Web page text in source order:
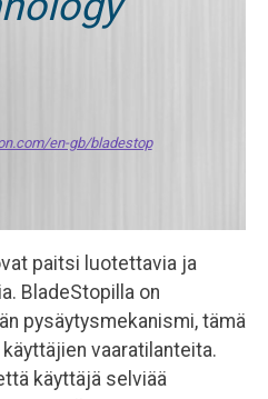
en-gb/bladestop
paitsi luotettavia ja
BladeStopilla on
pysäytysmekanismi, tämä
vaaratilanteita.
käyttäjä selviää